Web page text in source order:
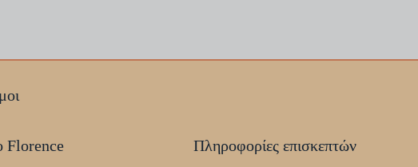
Florence Πληροφορίες επισκεπτών